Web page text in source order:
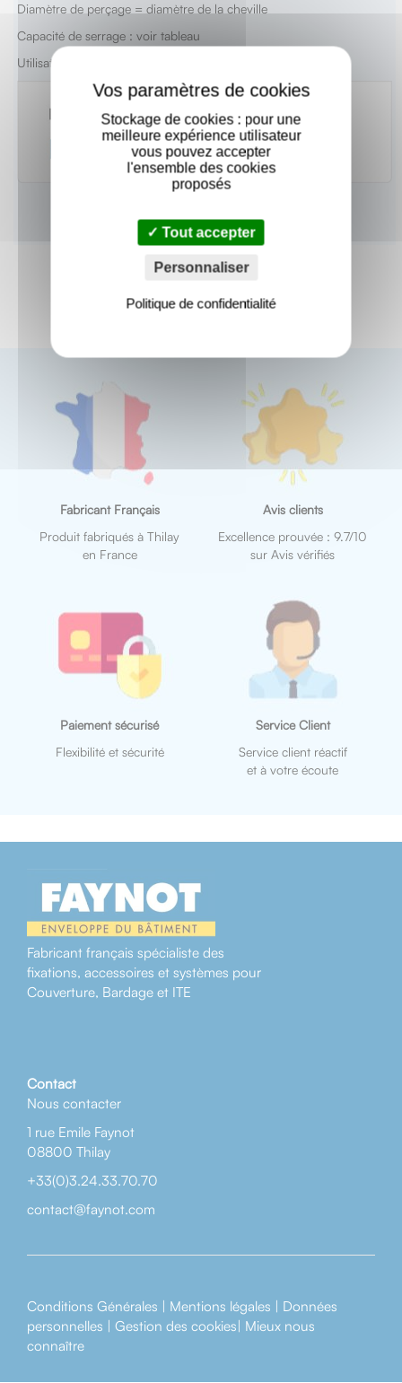
Diamètre de perçage = diamètre de la cheville
Capacité de serrage : voir tableau
Utilisation en extérieur
Fabricant Français
Produit fabriqués à Thilay
en France
Avis clients
Excellence prouvée : 9.7/10
sur Avis vérifiés
Paiement sécurisé
Flexibilité et sécurité
Service Client
Service client réactif
et à votre écoute
Fabricant français spécialiste des
fixations, accessoires et systèmes pour
Couverture, Bardage et ITE
Contact
Nous contacter
1 rue Emile Faynot
08800 Thilay
+33(0)3.24.33.70.70
contact@faynot.com
Conditions Générales | Mentions légales | Données
personnelles | Gestion des cookies| Mieux nous
connaître
Stockage de cookies : pour une
meilleure expérience utilisateur
vous pouvez accepter
l'ensemble des cookies
proposés
Tout accepter
Personnaliser
Politique de confidentialité